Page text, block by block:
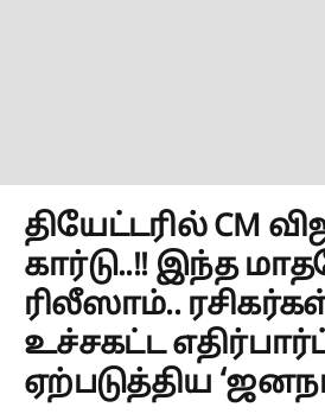
தியேட்டரில் CM
கார்டு..!! இந்த
ரிலீஸாம்..
உச்சகட்ட
ஏற்படுத்திய